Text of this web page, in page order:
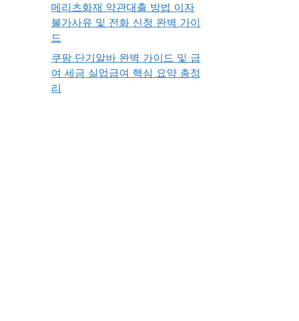
메리츠화재 약관대출 방법 이자
불가사유 및 전화 신청 완벽 가이
드
쿠팡 단기알바 완벽 가이드 및 급
여 세금 실업급여 핵심 요약 총정
리